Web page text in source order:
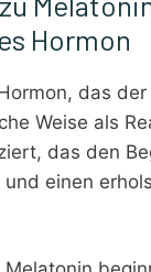
Hormon
das
Weise als
das den
einen